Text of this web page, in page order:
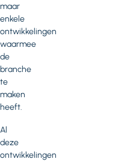
maar
enkele
ontwikkelingen
waarmee
de
branche
te
maken
heeft.
Al
deze
ontwikkelingen